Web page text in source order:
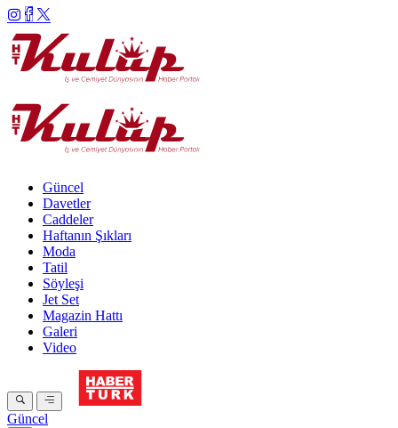
Güncel
Davetler
Caddeler
Haftanın Şıkları
Moda
Tatil
Söyleşi
Jet Set
Magazin Hattı
Galeri
Video
Güncel